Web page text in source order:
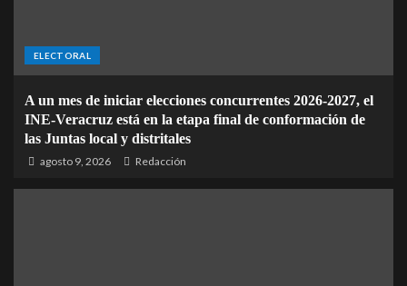
ELECTORAL
A un mes de iniciar elecciones concurrentes 2026-2027, el
INE-Veracruz está en la etapa final de conformación de
las Juntas local y distritales
agosto 9, 2026 Redacción